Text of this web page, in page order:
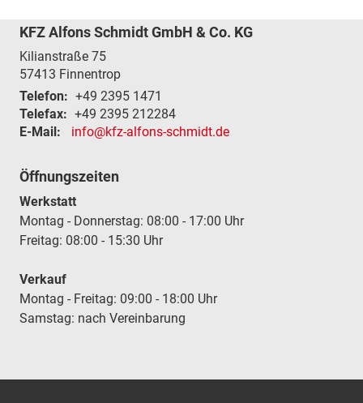
KFZ Alfons Schmidt GmbH & Co. KG
Kilianstraße 75
57413 Finnentrop
Telefon: +49 2395 1471
Telefax: +49 2395 212284
E-Mail:
info@kfz-alfons-schmidt.de
Öffnungszeiten
Werkstatt
Montag - Donnerstag: 08:00 - 17:00 Uhr
Freitag: 08:00 - 15:30 Uhr
Verkauf
Montag - Freitag: 09:00 - 18:00 Uhr
Samstag: nach Vereinbarung